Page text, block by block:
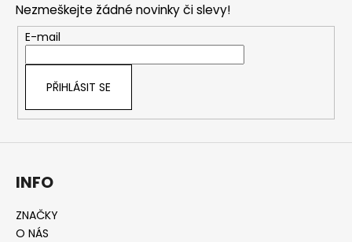
Nezmeškejte žádné novinky či slevy!
E-mail
PŘIHLÁSIT SE
INFO
ZNAČKY
O NÁS